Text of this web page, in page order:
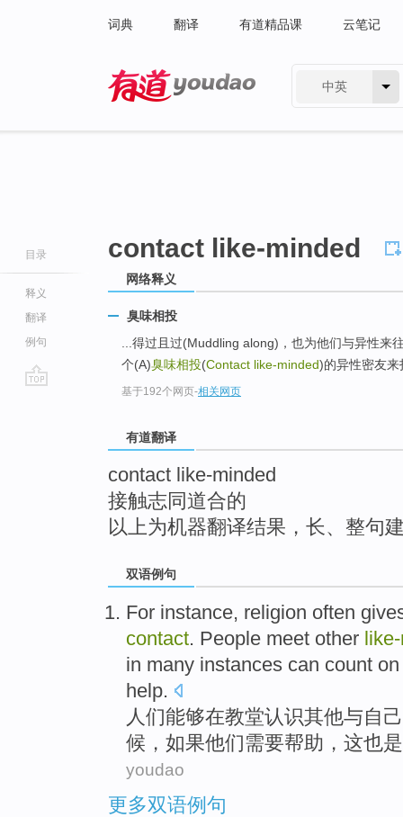
词典 翻译 有道精品课 云笔记
中英
目录
释义
翻译
例句
contact like-minded
网络释义
臭味相投
...得过且过(Muddling along)，也为他们与异性
个(A)臭味相投(Contact like-minded)的异性密友
基于192个网页-相关网页
有道翻译
contact like-minded
接触志同道合的
以上为机器翻译结果，长、整句
双语例句
For instance, religion often
contact. People meet other
in many instances can count on
help.
人们能够在教堂认识其他与自
候 ，如果他们需要帮助 ，这也
youdao
更多双语例句